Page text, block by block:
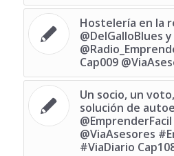
Hostelería en la
@DelGalloBlues y
Cap009
Un socio, un
solución de
@ViaAsesores
#ViaDiario